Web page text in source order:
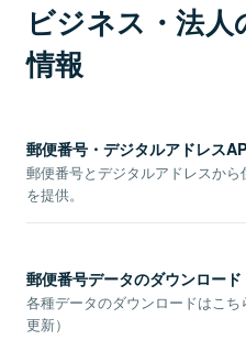
ビジネス・法
情報
郵便番号・デジタルアドレス
郵便番号とデジタルアドレスか
を提供。
郵便番号データのダウンロード
各種データのダウンロードはこち
更新）